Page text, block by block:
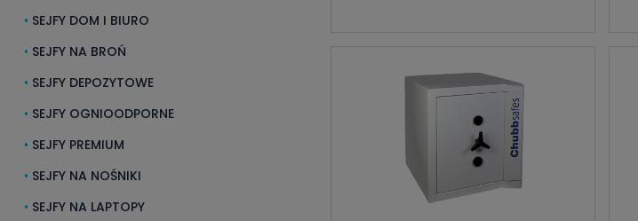
SEJFY DOM I BIURO
SEJFY NA BROŃ
SEJFY DEPOZYTOWE
SEJFY OGNIOODPORNE
SEJFY PREMIUM
SEJFY NA NOŚNIKI
SEJFY NA LAPTOPY